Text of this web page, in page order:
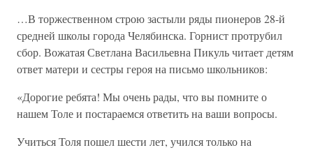
…В торжественном строю застыли ряды пионеров 28-й
средней школы города Челябинска. Горнист протрубил
сбор. Вожатая Светлана Васильевна Пикуль читает детям
ответ матери и сестры героя на письмо школьников:
«Дорогие ребята! Мы очень рады, что вы помните о
нашем Толе и постараемся ответить на ваши вопросы.
Учиться Толя пошел шести лет, учился только на